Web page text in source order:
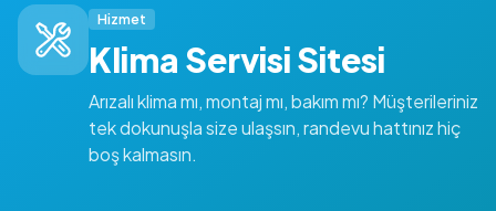
Hizmet
Klima Servisi Sitesi
Arızalı klima mı, montaj mı, bakım mı? Müşterileriniz
tek dokunuşla size ulaşsın, randevu hattınız hiç
boş kalmasın.